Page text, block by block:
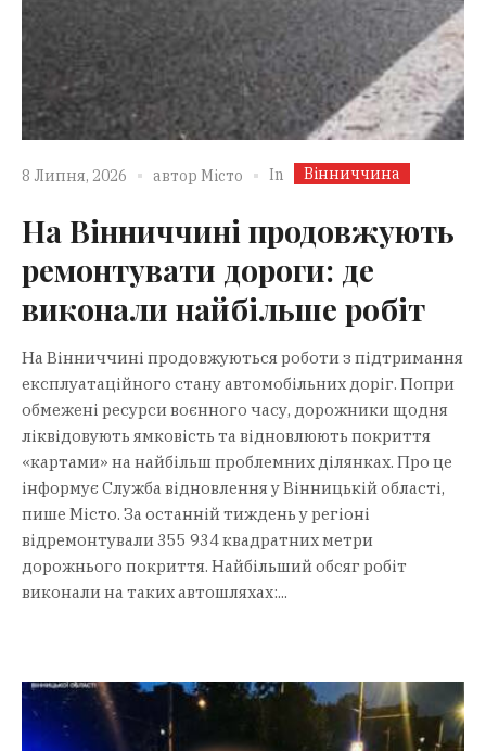
8 Липня, 2026 автор Місто In Вінниччина
На Вінниччині продовжують
ремонтувати дороги: де
виконали найбільше робіт
На Вінниччині продовжуються роботи з підтримання
експлуатаційного стану автомобільних доріг. Попри
обмежені ресурси воєнного часу, дорожники щодня
ліквідовують ямковість та відновлюють покриття
«картами» на найбільш проблемних ділянках. Про це
інформує Служба відновлення у Вінницькій області,
пише Місто. За останній тиждень у регіоні
відремонтували 355 934 квадратних метри
дорожнього покриття. Найбільший обсяг робіт
виконали на таких автошляхах:...